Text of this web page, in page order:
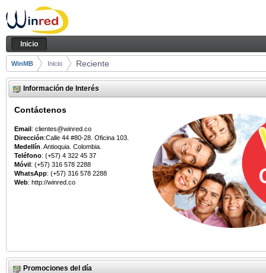
Saltar al contenido
Reciente - Inicio
Navegación
Inicio
Camino de migas
WinMB Inicio Reciente
Información de Interés
Contáctenos
Email: clientes@winred.co
Dirección:Calle 44 #80-28. Oficina 103.
Medellín . Antioquia. Colombia.
Teléfono: (+57) 4 322 45 37
Móvil: (+57) 316 578 2288
WhatsApp: (+57) 316 578 2288
Web: http://winred.co
Promociones del día